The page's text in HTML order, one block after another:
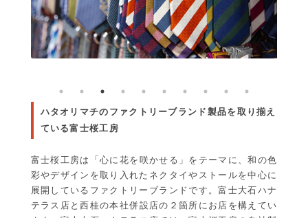
ハタオリマチのファクトリーブランド製品を取り揃え
ている富士桜工房
富士桜工房は「心に花を咲かせる」をテーマに、和の色
彩やデザインを取り入れたネクタイやストールを中心に
展開しているファクトリーブランドです。富士大石ハナ
テラス店と西桂の本社併設店の２箇所にお店を構えてい